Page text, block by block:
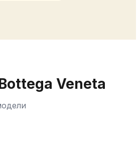
Veneta